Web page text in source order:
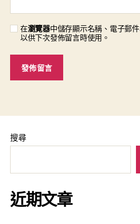
在瀏覽器中儲存顯示名稱、電子郵
以供下次發佈留言時使用。
搜尋
近期文章